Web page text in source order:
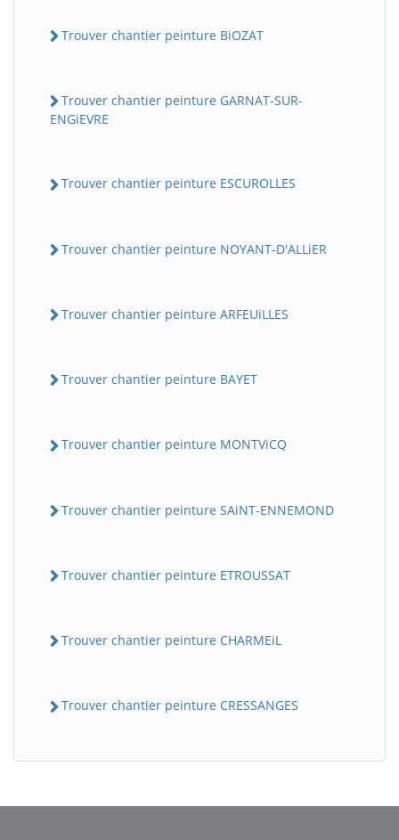
Trouver chantier peinture BiOZAT
Trouver chantier peinture GARNAT-SUR-
ENGiEVRE
Trouver chantier peinture ESCUROLLES
Trouver chantier peinture NOYANT-D'ALLiER
Trouver chantier peinture ARFEUiLLES
Trouver chantier peinture BAYET
Trouver chantier peinture MONTViCQ
Trouver chantier peinture SAiNT-ENNEMOND
Trouver chantier peinture ETROUSSAT
Trouver chantier peinture CHARMEiL
Trouver chantier peinture CRESSANGES